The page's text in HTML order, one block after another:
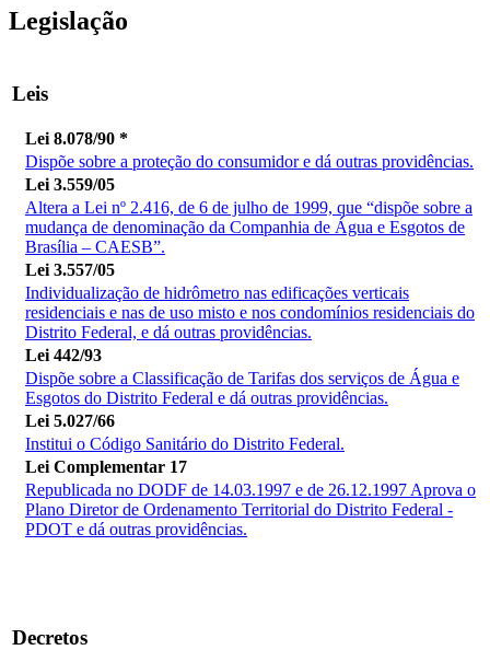
Legislação
Leis
Lei 8.078/90 *
Dispõe sobre a proteção do consumidor e dá outras providências.
Lei 3.559/05
Altera a Lei nº 2.416, de 6 de julho de 1999, que “dispõe sobre a
mudança de denominação da Companhia de Água e Esgotos de
Brasília – CAESB”.
Lei 3.557/05
Individualização de hidrômetro nas edificações verticais
residenciais e nas de uso misto e nos condomínios residenciais do
Distrito Federal, e dá outras providências.
Lei 442/93
Dispõe sobre a Classificação de Tarifas dos serviços de Água e
Esgotos do Distrito Federal e dá outras providências.
Lei 5.027/66
Institui o Código Sanitário do Distrito Federal.
Lei Complementar 17
Republicada no DODF de 14.03.1997 e de 26.12.1997 Aprova o
Plano Diretor de Ordenamento Territorial do Distrito Federal -
PDOT e dá outras providências.
Decretos